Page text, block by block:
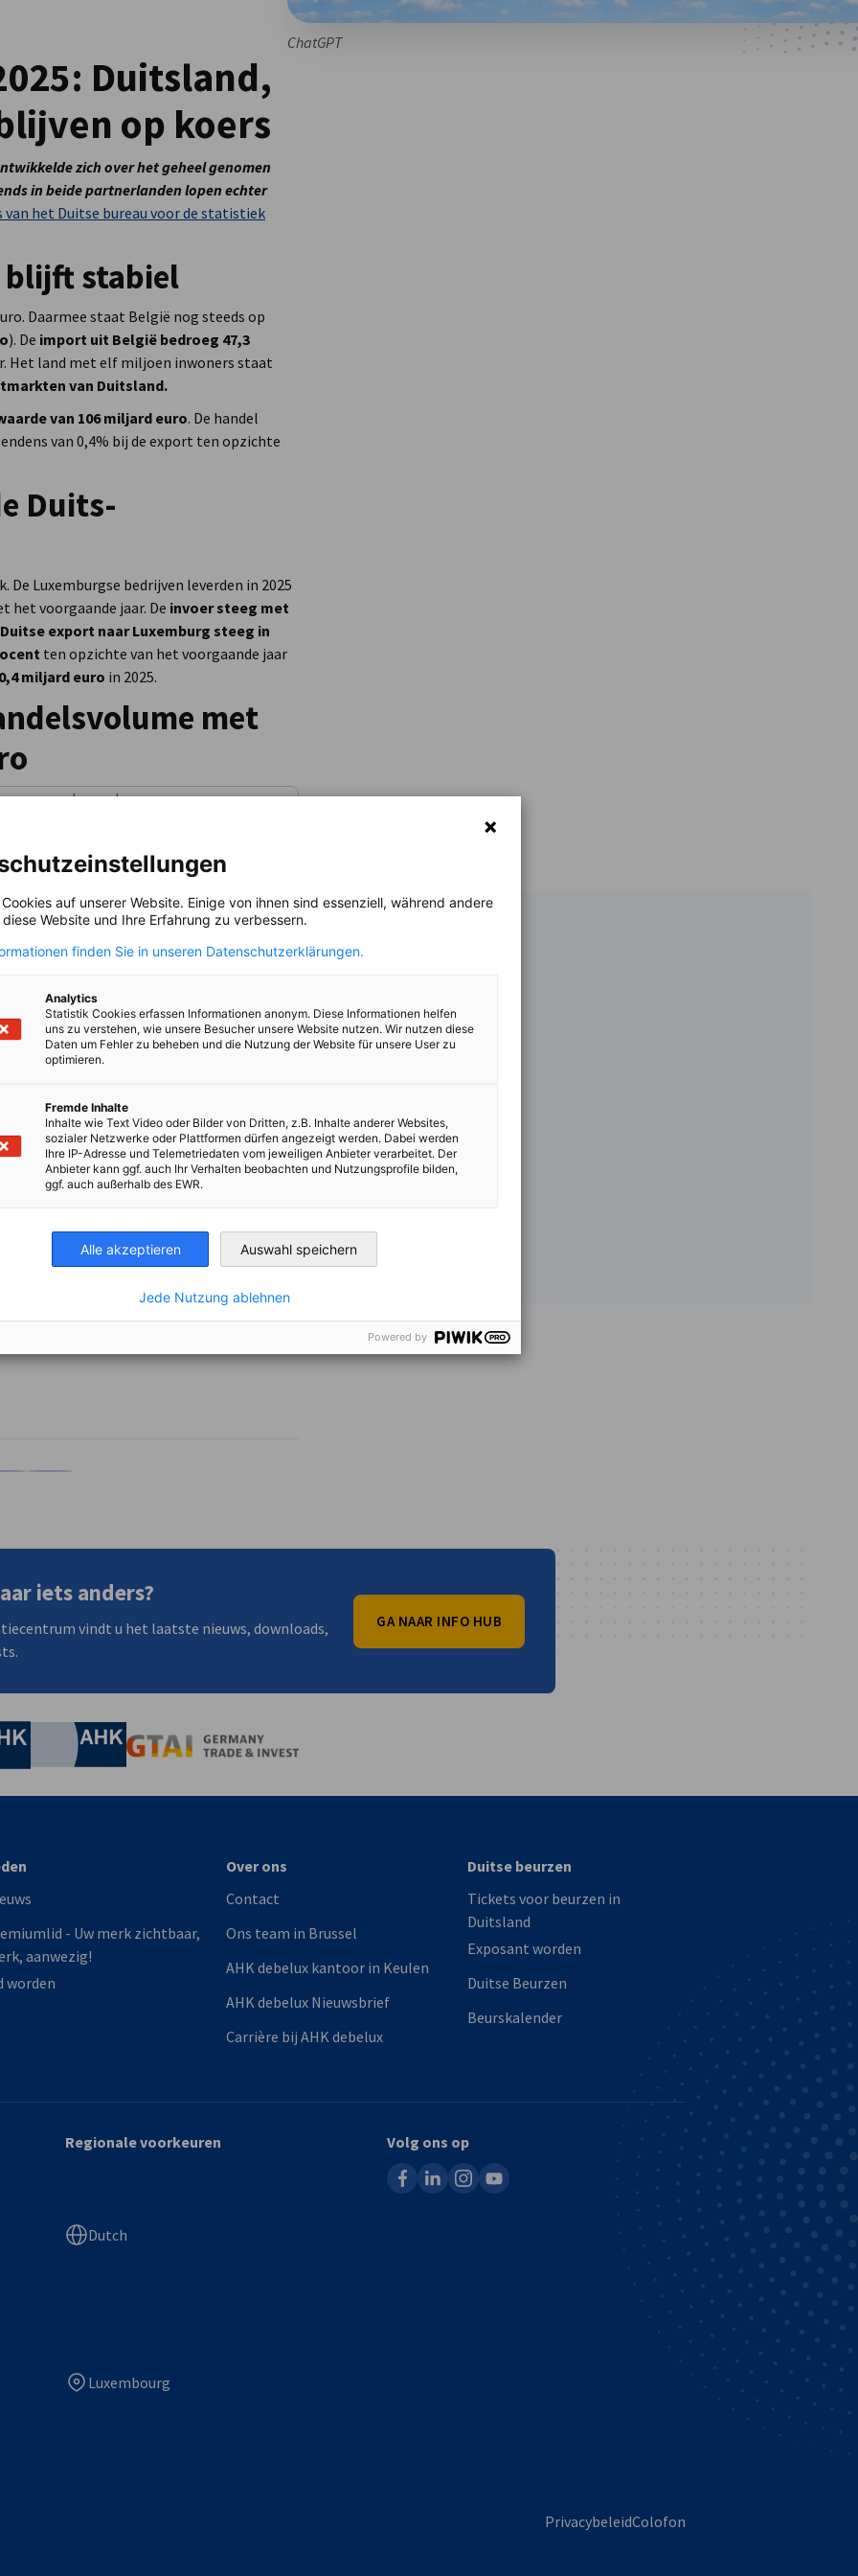
ChatGPT
Duitsland,
op koers
zich over het geheel genomen
in beide partnerlanden lopen echter
van het Duitse bureau voor de statistiek
blijft stabiel
Daarmee staat België nog steeds op
). De import uit België bedroeg 47,3
Het land met elf miljoen inwoners staat
van Duitsland.
van 106 miljard euro. De handel
van 0,4% bij de export ten opzichte
Duits-
Luxemburgse bedrijven leverden in 2025
het voorgaande jaar. De invoer steeg met
Duitse export naar Luxemburg steeg in
ten opzichte van het voorgaande jaar
miljard euro in 2025.
met
Luxemburg
& PR
iets anders?
vindt u het laatste nieuws, downloads,
GA NAAR INFO HUB
of Commerce and Industry
Chamber of Commerce and Industry
AHK.de
- Uw merk zichtbaar,
aanwezig!
worden
Over ons
Contact
Ons team in Brussel
AHK debelux kantoor in Keulen
AHK debelux Nieuwsbrief
Carrière bij AHK debelux
Duitse beurzen
Tickets voor beurzen in
Duitsland
Exposant worden
Duitse Beurzen
Beurskalender
Regionale voorkeuren
Dutch
Luxembourg
Volg ons op
facebooklinkedininstagram
youtube
PrivacybeleidColofon
auf unserer Website. Einige von ihnen sind essenziell, während andere
Website und Ihre Erfahrung zu verbessern.
finden Sie in unseren Datenschutzerklärungen.
Analytics
Statistik Cookies erfassen Informationen anonym. Diese Informationen helfen
uns zu verstehen, wie unsere Besucher unsere Website nutzen. Wir nutzen diese
Daten um Fehler zu beheben und die Nutzung der Website für unsere User zu
optimieren.
Fremde Inhalte
Inhalte wie Text Video oder Bilder von Dritten, z.B. Inhalte anderer Websites,
sozialer Netzwerke oder Plattformen dürfen angezeigt werden. Dabei werden
Ihre IP-Adresse und Telemetriedaten vom jeweiligen Anbieter verarbeitet. Der
Anbieter kann ggf. auch Ihr Verhalten beobachten und Nutzungsprofile bilden,
ggf. auch außerhalb des EWR.
Alle akzeptieren Auswahl speichern
Jede Nutzung ablehnen
Powered by